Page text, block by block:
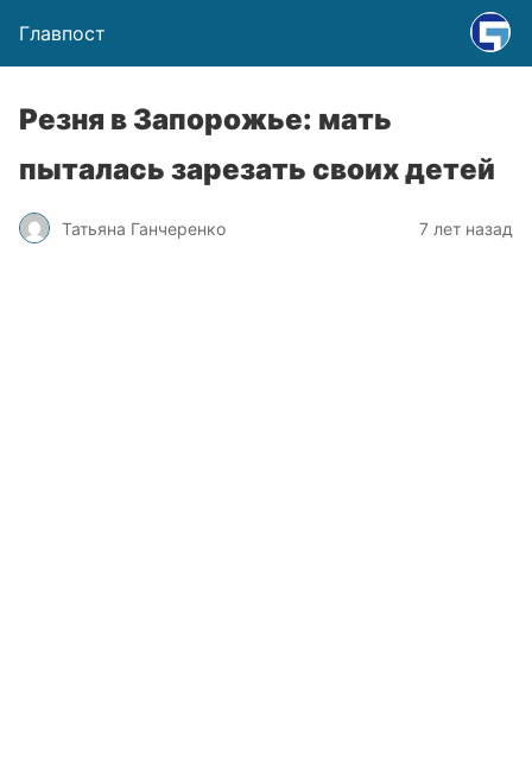
Главпост
Резня в Запорожье: мать
пыталась зарезать своих детей
Татьяна Ганчеренко 7 лет назад